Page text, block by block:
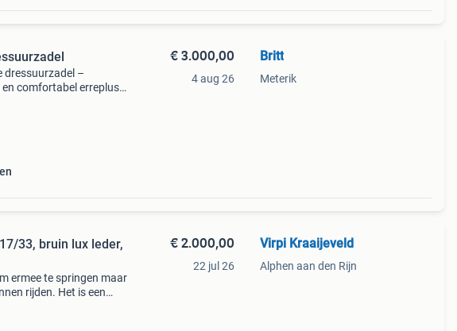
dressuurzadel –
comfortabel erreplus
€ 3.000,00
4 aug 26
Britt
Meterik
33, bruin lux leder,
ermee te springen maar
rijden. Het is een
€ 2.000,00
22 jul 26
Virpi Kraaijeveld
Alphen aan den Rijn